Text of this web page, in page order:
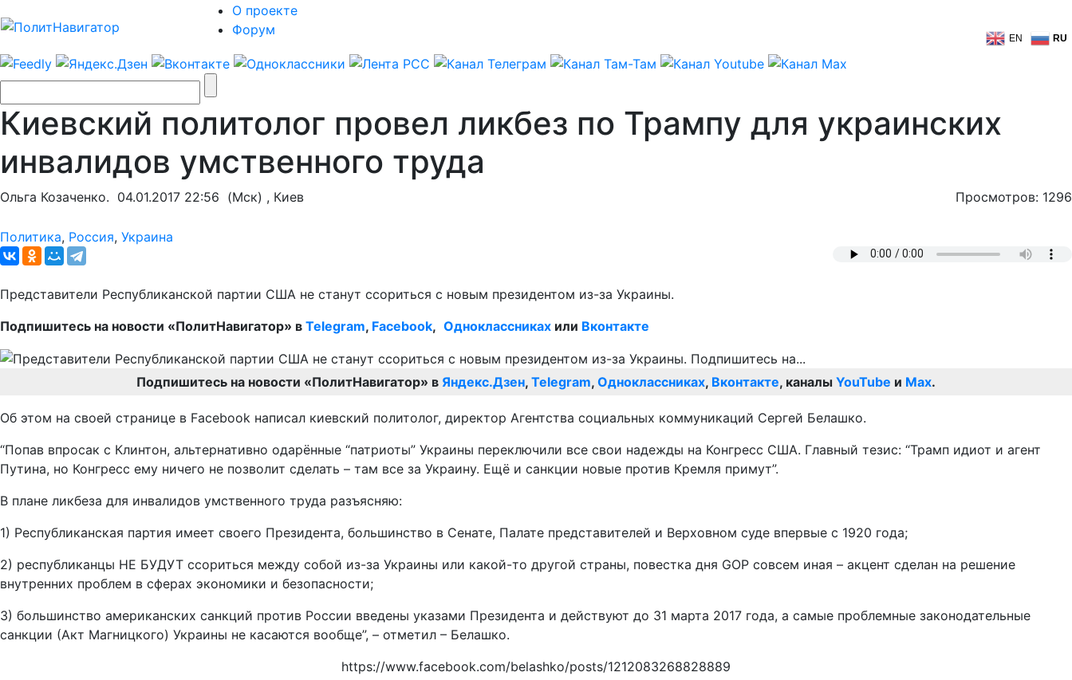
О проекте
Форум
EN RU
Киевский политолог провел ликбез по Трампу для украинских
инвалидов умственного труда
Ольга Козаченко. 04.01.2017 22:56 (Мск) , Киев Просмотров: 1296
Политика, Россия, Украина
Представители Республиканской партии США не станут ссориться с новым президентом из-за Украины.
Подпишитесь на новости «ПолитНавигатор» в Telegram, Facebook, Одноклассниках или Вконтакте
Подпишитесь на новости «ПолитНавигатор» в Яндекс.Дзен, Telegram, Одноклассниках, Вконтакте, каналы YouTube и Max.
Об этом на своей странице в Facebook написал киевский политолог, директор Агентства социальных коммуникаций Сергей Белашко.
“Попав впросак с Клинтон, альтернативно одарённые “патриоты” Украины переключили все свои надежды на Конгресс США. Главный тезис: “Трамп идиот и агент
Путина, но Конгресс ему ничего не позволит сделать – там все за Украину. Ещё и санкции новые против Кремля примут”.
В плане ликбеза для инвалидов умственного труда разъясняю:
1) Республиканская партия имеет своего Президента, большинство в Сенате, Палате представителей и Верховном суде впервые с 1920 года;
2) республиканцы НЕ БУДУТ ссориться между собой из-за Украины или какой-то другой страны, повестка дня GOP совсем иная – акцент сделан на решение
внутренних проблем в сферах экономики и безопасности;
3) большинство американских санкций против России введены указами Президента и действуют до 31 марта 2017 года, а самые проблемные законодательные
санкции (Акт Магницкого) Украины не касаются вообще”, – отметил – Белашко.
https://www.facebook.com/belashko/posts/1212083268828889